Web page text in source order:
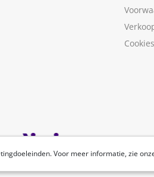
Voor meer informatie, zie